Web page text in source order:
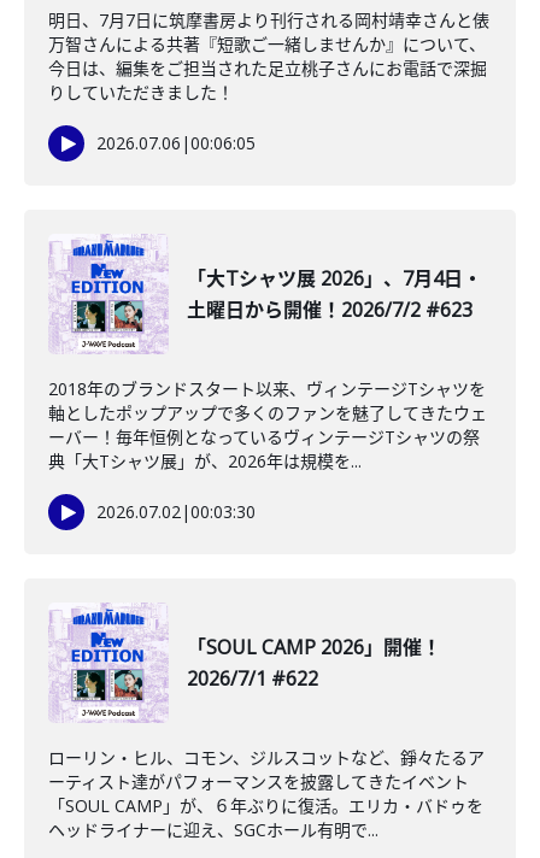
明日、7月7日に筑摩書房より刊行される岡村靖幸さんと俵
万智さんによる共著『短歌ご一緒しませんか』について、
今日は、編集をご担当された足立桃子さんにお電話で深掘
りしていただきました！
2026.07.06 |00:06:05
「大Tシャツ展 2026」、7月4日・
土曜日から開催！2026/7/2 #623
2018年のブランドスタート以来、ヴィンテージTシャツを
軸としたポップアップで多くのファンを魅了してきたウェ
ーバー！毎年恒例となっているヴィンテージTシャツの祭
典「大Tシャツ展」が、2026年は規模を...
2026.07.02|00:03:30
「SOUL CAMP 2026」開催！
2026/7/1 #622
ローリン・ヒル、コモン、ジルスコットなど、錚々たるア
ーティスト達がパフォーマンスを披露してきたイベント
「SOUL CAMP」が、６年ぶりに復活。エリカ・バドゥを
ヘッドライナーに迎え、SGCホール有明で...